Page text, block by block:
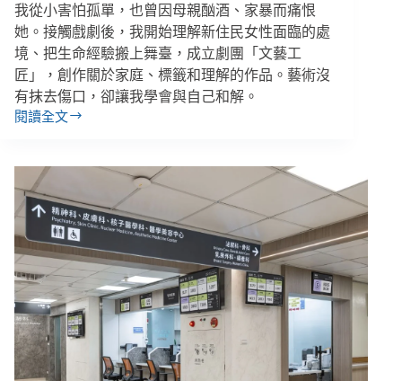
我從小害怕孤單，也曾因母親酗酒、家暴而痛恨
她。接觸戲劇後，我開始理解新住民女性面臨的處
境、把生命經驗搬上舞臺，成立劇團「文藝工
匠」，創作關於家庭、標籤和理解的作品。藝術沒
有抹去傷口，卻讓我學會與自己和解。
閱讀全文
簡
「如
果
沒
有
戲
劇，
我
不
會
試